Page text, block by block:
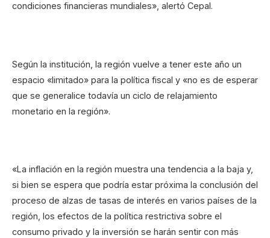
condiciones financieras mundiales», alertó Cepal.
Según la institución, la región vuelve a tener este año un
espacio «limitado» para la política fiscal y «no es de esperar
que se generalice todavía un ciclo de relajamiento
monetario en la región».
«La inflación en la región muestra una tendencia a la baja y,
si bien se espera que podría estar próxima la conclusión del
proceso de alzas de tasas de interés en varios países de la
región, los efectos de la política restrictiva sobre el
consumo privado y la inversión se harán sentir con más